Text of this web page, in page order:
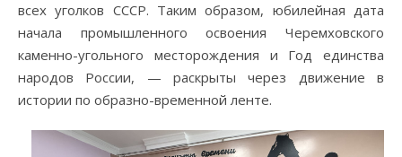
всех уголков СССР. Таким образом, юбилейная дата
начала промышленного освоения Черемховского
каменно-угольного месторождения и Год единства
народов России, — раскрыты через движение в
истории по образно-временной ленте.